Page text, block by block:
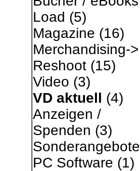
Load (5)
Magazine (16)
Merchandising->
Reshoot(15)
Video (3)
VD aktuell (4)
Anzeigen /
Spenden (3)
Sonderangebote
PC Software (1)